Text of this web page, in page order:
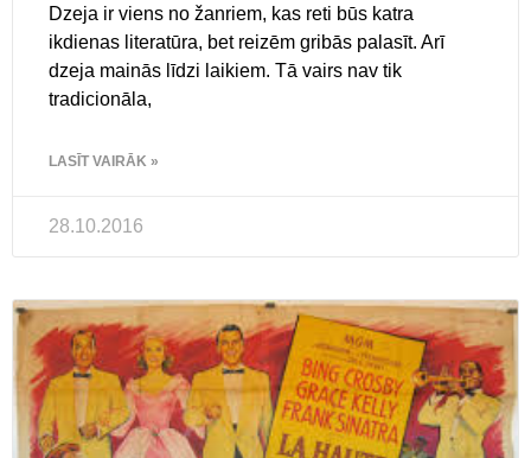
Dzeja ir viens no žanriem, kas reti būs katra
ikdienas literatūra, bet reizēm gribās palasīt. Arī
dzeja mainās līdzi laikiem. Tā vairs nav tik
tradicionāla,
LASĪT VAIRĀK »
28.10.2016